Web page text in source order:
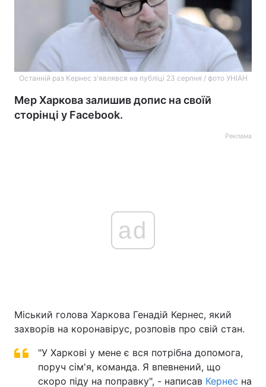
Останній раз Кернес з'являвся на публіці 23 серпня / фото УНІАН
Мер Харкова залишив допис на своїй
сторінці у Facebook.
Реклама
ad
Міський голова Харкова Генадій Кернес, який
захворів на коронавірус, розповів про свій стан.
"У Харкові у мене є вся потрібна допомога,
поруч сім'я, команда. Я впевнений, що
скоро піду на поправку", - написав Кернес на